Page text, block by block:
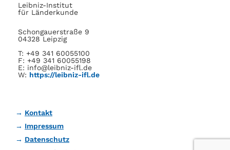
Leibniz-Institut
für Länderkunde
Schongauerstraße 9
04328 Leipzig
T: +49 341 60055100
F: +49 341 60055198
E: info@leibniz-ifl.de
W: https://leibniz-ifl.de
Kontakt
Impressum
Datenschutz